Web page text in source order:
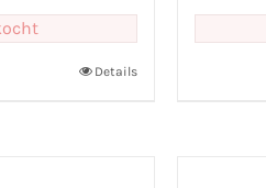
Details